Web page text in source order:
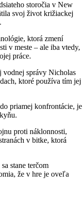
storočia v New
svoj život križiackej
ktorá zmení
v meste – ale iba vtedy,
práce.
vodnej správy Nicholas
ktoré používa tím jej
priamej konfrontácie, je
proti náklonnosti,
v bitke, ktorá
stane terčom
že v hre je oveľa